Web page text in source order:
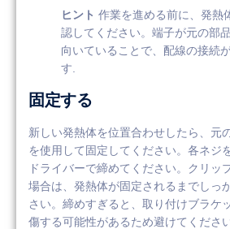
ヒント 作業を進める前に、発熱
認してください。端子が元の部
向いていることで、配線の接続
す.
固定する
新しい発熱体を位置合わせしたら、元
を使用して固定してください。各ネジ
ドライバーで締めてください。クリッ
場合は、発熱体が固定されるまでしっ
さい。締めすぎると、取り付けブラケ
傷する可能性があるため避けてくださ